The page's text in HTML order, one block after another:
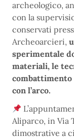
archeologico,
con la
conservati
Archeoarcieri,
sperimentale
materiali, le
con l’arco.
Aliparco, in Via
dimostrative a